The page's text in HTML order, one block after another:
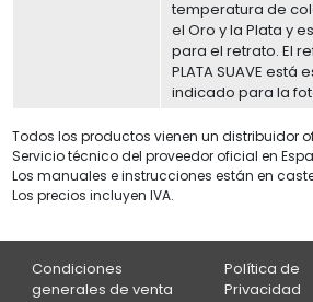
temperatura de
el Oro y la Plata y
para el retrato. El
PLATA SUAVE
indicado para la
Todos los productos vienen un distribuidor
Servicio técnico del proveedor oficial en
Los manuales e instrucciones están en
Los precios incluyen IVA.
Condiciones
generales de venta
Política de
Privacidad